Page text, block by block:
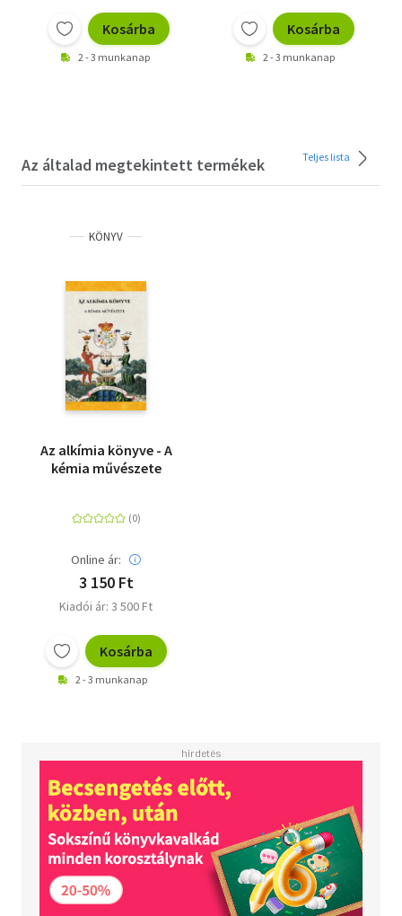
Kosárba
2 - 3 munkanap
Kosárba
2 - 3 munkanap
Az általad megtekintett termékek Teljes lista
KÖNYV
Az alkímia könyve - A
kémia művészete
Online ár:
3 150 Ft
Kiadói ár: 3 500 Ft
Kosárba
2 - 3 munkanap